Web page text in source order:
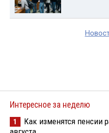
Интересное за неделю
1
Как изменятся пенсии